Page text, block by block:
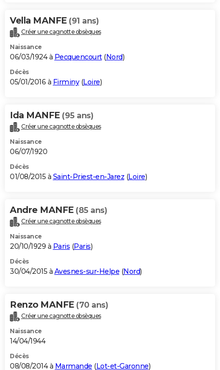
Vella MANFE (91 ans)
Créer une cagnotte obsèques
Naissance
06/03/1924 à Pecquencourt(Nord)
Décès
05/01/2016 à Firminy(Loire)
Ida MANFE (95 ans)
Créer une cagnotte obsèques
Naissance
06/07/1920
Décès
01/08/2015 à Saint-Priest-en-Jarez (Loire)
Andre MANFE (85 ans)
Créer une cagnotte obsèques
Naissance
20/10/1929 à Paris (Paris)
Décès
30/04/2015 à Avesnes-sur-Helpe (Nord)
Renzo MANFE (70 ans)
Créer une cagnotte obsèques
Naissance
14/04/1944
Décès
08/08/2014 à Marmande (Lot-et-Garonne)